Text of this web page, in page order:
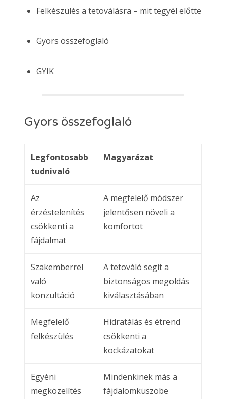
Felkészülés a tetoválásra – mit tegyél előtte
Gyors összefoglaló
GYIK
Gyors összefoglaló
Legfontosabb
tudnivaló
Magyarázat
Az
érzéstelenítés
csökkenti a
fájdalmat
A megfelelő módszer
jelentősen növeli a
komfortot
Szakemberrel
való
konzultáció
A tetováló segít a
biztonságos megoldás
kiválasztásában
Megfelelő
felkészülés
Hidratálás és étrend
csökkenti a
kockázatokat
Egyéni
megközelítés
Mindenkinek más a
fájdalomküszöbe